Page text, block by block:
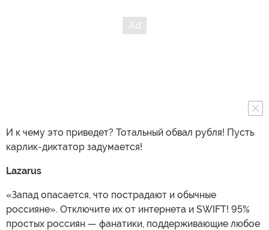
И к чему это приведет? Тотальный обвал рубля! Пусть
карлик-диктатор задумается!
Lazarus
«Запад опасается, что пострадают и обычные
россияне». Отключите их от интернета и SWIFT! 95%
простых россиян — фанатики, поддерживающие любое